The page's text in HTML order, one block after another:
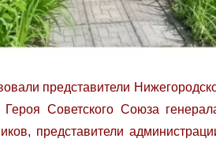
представители
Героя Советского Союза
представители